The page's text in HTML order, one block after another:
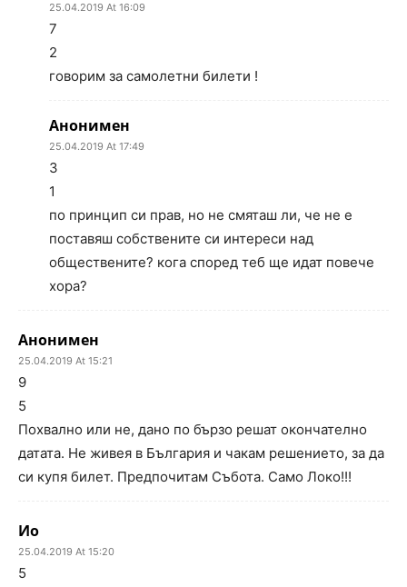
25.04.2019 At 16:09
7
2
говорим за самолетни билети !
Анонимен
25.04.2019 At 17:49
3
1
по принцип си прав, но не смяташ ли, че не е
поставяш собствените си интереси над
обществените? кога според теб ще идат повече
хора?
Анонимен
25.04.2019 At 15:21
9
5
Похвално или не, дано по бързо решат окончателно
датата. Не живея в България и чакам решението, за да
си купя билет. Предпочитам Събота. Само Локо!!!
Ио
25.04.2019 At 15:20
5